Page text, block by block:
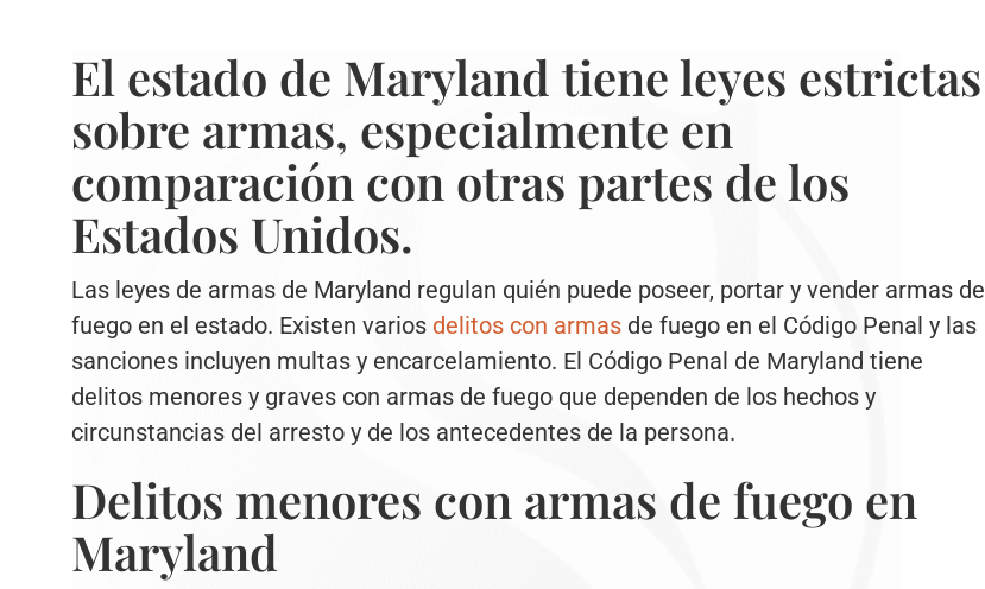
El estado de Maryland tiene leyes estrictas
sobre armas, especialmente en
comparación con otras partes de los
Estados Unidos.
Las leyes de armas de Maryland regulan quién puede poseer, portar y vender armas de
fuego en el estado. Existen varios delitos con armas de fuego en el Código Penal y las
sanciones incluyen multas y encarcelamiento. El Código Penal de Maryland tiene
delitos menores y graves con armas de fuego que dependen de los hechos y
circunstancias del arresto y de los antecedentes de la persona.
Delitos menores con armas de fuego en
Maryland